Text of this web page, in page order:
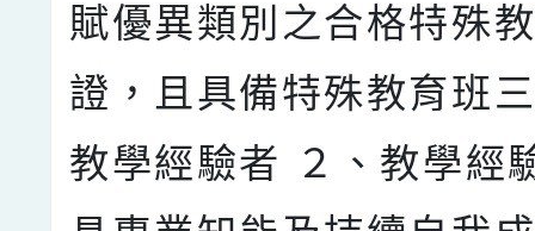
賦優異類別之合格特殊
證，且具備特殊教育班
教學經驗者 ２、教學經